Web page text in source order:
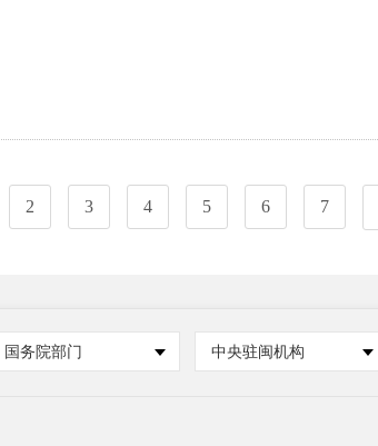
2 3 4 5 6 7
国务院部门 中央驻闽机构